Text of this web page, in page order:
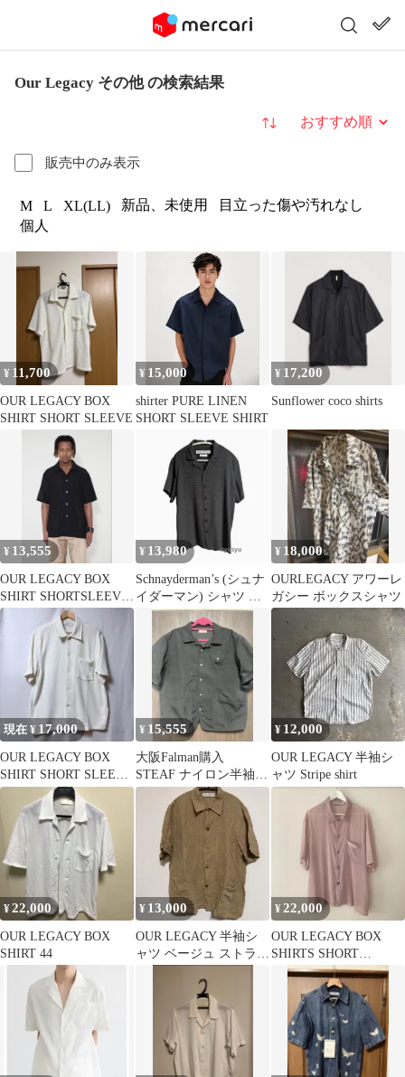
Our Legacy その他 の検索結果
販売中のみ表示
並び替え
M L XL(LL) 新品、未使用
目立った傷や汚れなし
個人
¥ 11,700
OUR LEGACY BOX
SHIRT SHORT SLEEVE
¥ 15,000
shirter PURE LINEN
SHORT SLEEVE SHIRT
¥ 17,200
Sunflower coco shirts
¥ 13,555
OUR LEGACY BOX
SHIRT SHORTSLEEVE
48
¥ 13,980
Schnayderman’s (シュナ
イダーマン) シャツ シ
アサッカー
¥ 18,000
OURLEGACY アワーレ
ガシー ボックスシャツ
現在 ¥ 17,000
OUR LEGACY BOX
SHIRT SHORT SLEEVE
ホワイト
¥ 15,555
大阪Falman購入
STEAF ナイロン半袖シ
ャツ
¥ 12,000
OUR LEGACY 半袖シ
ャツ Stripe shirt
¥22,000
OUR LEGACY BOX
SHIRT 44
¥ 13,000
OUR LEGACY 半袖シ
ャツ ベージュ ストライ
¥22,000
OUR LEGACY BOX
SHIRTS SHORT
SLEEVE｜半袖シャツ